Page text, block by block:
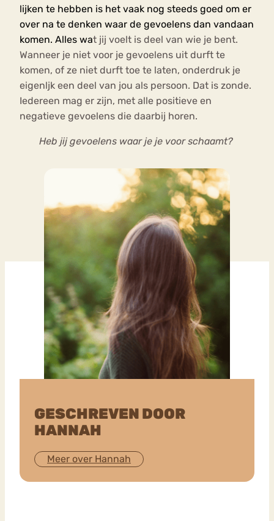
lijken te hebben is het vaak nog steeds goed om er
over na te denken waar de gevoelens dan vandaan
komen. Alles wat jij voelt is deel van wie je bent.
Wanneer je niet voor je gevoelens uit durft te
komen, of ze niet durft toe te laten, onderdruk je
eigenljk een deel van jou als persoon. Dat is zonde.
Iedereen mag er zijn, met alle positieve en
negatieve gevoelens die daarbij horen.
Heb jij gevoelens waar je je voor schaamt?
GESCHREVEN DOOR
HANNAH
Meer over Hannah